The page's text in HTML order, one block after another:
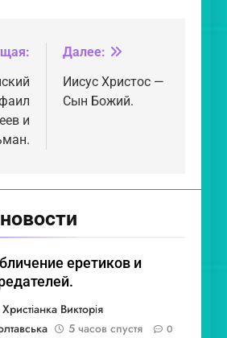
и
Далее:
Иисус Христос —
Сын Божий.
еретиков и
Христіанка Викторія
5 часов спустя 0